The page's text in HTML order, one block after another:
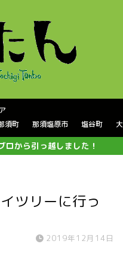
須町 那須塩原市 塩谷町
ロから引っ越しました！
ツリーに行っ
2019年12月14日